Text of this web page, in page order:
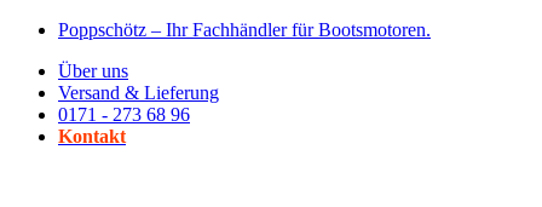
Zum
wechseln
Poppschötz – Ihr Fachhändler für Bootsmotoren.
Über uns
Versand & Lieferung
0171 - 273 68 96
Kontakt